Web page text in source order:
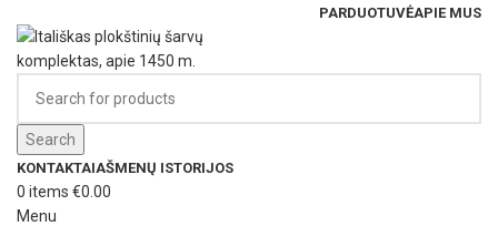
PARDUOTUVĖAPIE MUS
Search
KONTAKTAIAŠMENŲ ISTORIJOS
0 items €0.00
Menu